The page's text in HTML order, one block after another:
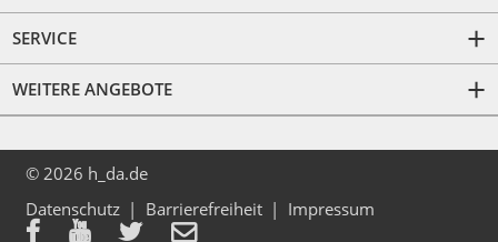
SERVICE
WEITERE ANGEBOTE
© 2026 h_da.de
Datenschutz
Barrierefreiheit Impressum
   